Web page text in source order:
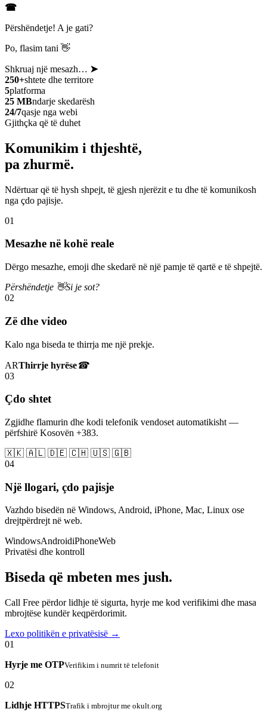
☎
Përshëndetje! A je gati?
Po, flasim tani 👋
Shkruaj një mesazh… ➤
250+shtete dhe territore
5platforma
25 MBndarje skedarësh
24/7qasje nga webi
Gjithçka që të duhet
Komunikim i thjeshtë,
pa zhurmë.
Ndërtuar që të hysh shpejt, të gjesh njerëzit e tu dhe të komunikosh
nga çdo pajisje.
01
Mesazhe në kohë reale
Dërgo mesazhe, emoji dhe skedarë në një pamje të qartë e të shpejtë.
Përshëndetje 👋Si je sot?
02
Zë dhe video
Kalo nga biseda te thirrja me një prekje.
ARThirrje hyrëse☎
03
Çdo shtet
Zgjidhe flamurin dhe kodi telefonik vendoset automatikisht —
përfshirë Kosovën +383.
🇽🇰 🇦🇱 🇩🇪 🇨🇭 🇺🇸 🇬🇧
04
Një llogari, çdo pajisje
Vazhdo bisedën në Windows, Android, iPhone, Mac, Linux ose
drejtpërdrejt në web.
WindowsAndroidiPhoneWeb
Privatësi dhe kontroll
Biseda që mbeten mes jush.
Call Free përdor lidhje të sigurta, hyrje me kod verifikimi dhe masa
mbrojtëse kundër keqpërdorimit.
Lexo politikën e privatësisë →
01
Hyrje me OTPVerifikim i numrit të telefonit
02
Lidhje HTTPSTrafik i mbrojtur me okult.org